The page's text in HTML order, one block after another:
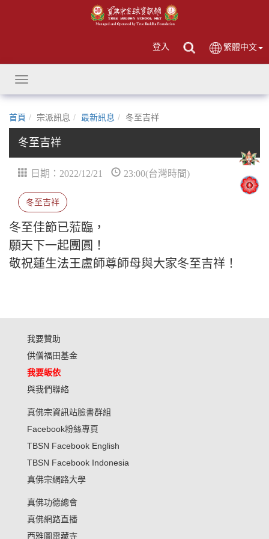
登入 繁體中文
Toggle
navigation
首頁 宗派訊息 最新訊息 冬至吉祥
冬至吉祥
日期：2022/12/21 23:00(台灣時間)
冬至吉祥
冬至佳節已蒞臨，
願天下一起團圓！
敬祝蓮生法王盧師尊師母與大家冬至吉祥！
我要贊助
供僧福田基金
我要皈依
與我們聯絡
真佛宗資訊站臉書群組
Facebook粉絲專頁
TBSN Facebook English
TBSN Facebook Indonesia
真佛宗網路大學
真佛功德總會
真佛網路直播
西雅圖雷藏寺